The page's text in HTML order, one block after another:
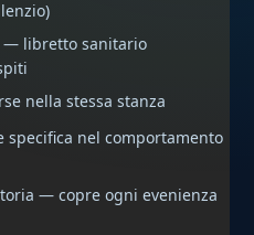
— libretto sanitario
nella stessa stanza
specifica nel comportamento
— copre ogni evenienza